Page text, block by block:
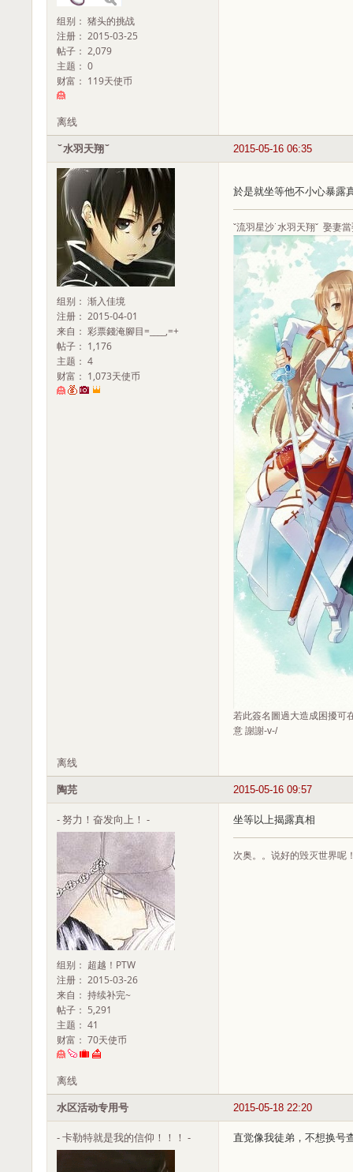
组别： 猪头的挑战
注册： 2015-03-25
帖子： 2,079
主题： 0
财富： 119天使币
离线
2015-05-16 06:35
ˇ水羽天翔ˇ
组别： 渐入佳境
注册： 2015-04-01
来自： 彩票錢淹腳目=____,=+
帖子： 1,176
主题： 4
财富： 1,073天使币
於是就坐等他不小心暴露
ˇ流羽星沙˙水羽天翔ˇ 娶妻
若此簽名圖過大造成困擾可
意 謝謝-v-/
离线
2015-05-16 09:57
陶芫
- 努力！奋发向上！ -
组别： 超越！PTW
注册： 2015-03-26
来自： 持续补完~
帖子： 5,291
主题： 41
财富： 70天使币
坐等以上揭露真相
次奥。。说好的毁灭世界呢
离线
2015-05-18 22:20
水区活动专用号
- 卡勒特就是我的信仰！！！ - 直觉像我徒弟，不想换号